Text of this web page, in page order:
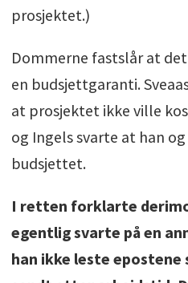
prosjektet.)
Dommerne fastslår at
en budsjettgaranti.
at prosjektet ikke ville
og Ingels svarte at han
budsjettet.
I retten forklarte
egentlig svarte på en
han ikke leste epostene